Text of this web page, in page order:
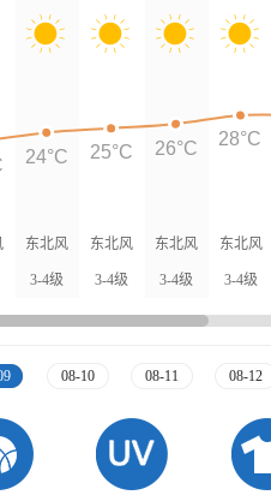
东北风
3-4级
东北风
3-4级
东北风
3-4级
东北风
3-4级
24°C 25°C 26°C 28°C
08-10 08-11 08-12